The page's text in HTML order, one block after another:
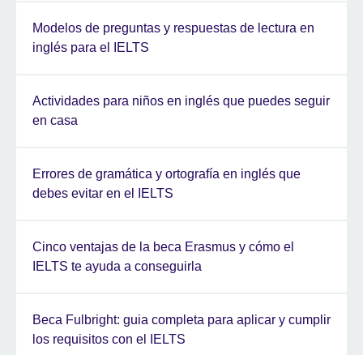
Modelos de preguntas y respuestas de lectura en
inglés para el IELTS
Actividades para niños en inglés que puedes seguir
en casa
Errores de gramática y ortografía en inglés que
debes evitar en el IELTS
Cinco ventajas de la beca Erasmus y cómo el
IELTS te ayuda a conseguirla
Beca Fulbright: guia completa para aplicar y cumplir
los requisitos con el IELTS